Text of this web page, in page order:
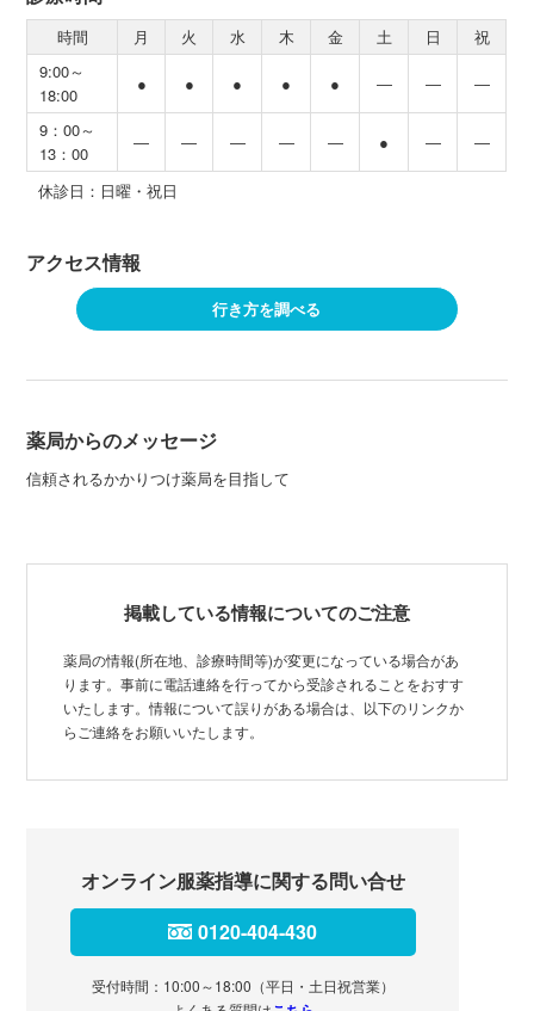
時間 月 火 水 木 金 土 日
祝
9:00～
18:00
● ● ● ● ● ― ― ―
9：00～
13：00
― ― ― ― ― ● ― ―
休診日：日曜・祝日
アクセス情報
行き方を調べる
薬局からのメッセージ
信頼されるかかりつけ薬局を目指して
掲載している情報についてのご注意
薬局の情報(所在地、診療時間等)が変更になっている場合があ
ります。事前に電話連絡を行ってから受診されることをおすす
いたします。情報について誤りがある場合は、以下のリンクか
らご連絡をお願いいたします。
オンライン服薬指導に関する問い合せ
0120-404-430
受付時間：10:00～18:00（平日・土日祝営業）